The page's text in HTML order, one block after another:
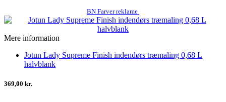
BN Farver reklame
Mere information
Jotun Lady Supreme Finish indendørs træmaling 0,68 L
halvblank
369,00 kr.